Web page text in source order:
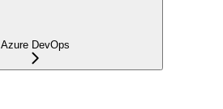
Azure DevOps